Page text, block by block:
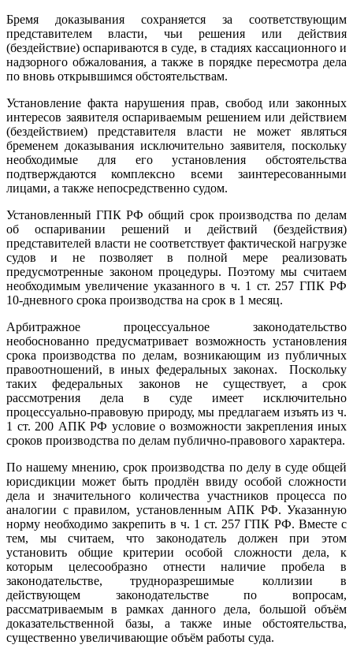
Бремя доказывания сохраняется за соответствующим
представителем власти, чьи решения или действия
(бездействие) оспариваются в суде, в стадиях кассационного и
надзорного обжалования, а также в порядке пересмотра дела
по вновь открывшимся обстоятельствам.
Установление факта нарушения прав, свобод или законных
интересов заявителя оспариваемым решением или действием
(бездействием) представителя власти не может являться
бременем доказывания исключительно заявителя, поскольку
необходимые для его установления обстоятельства
подтверждаются комплексно всеми заинтересованными
лицами, а также непосредственно судом.
Установленный ГПК РФ общий срок производства по делам
об оспаривании решений и действий (бездействия)
представителей власти не соответствует фактической нагрузке
судов и не позволяет в полной мере реализовать
предусмотренные законом процедуры. Поэтому мы считаем
необходимым увеличение указанного в ч. 1 ст. 257 ГПК РФ
10-дневного срока производства на срок в 1 месяц.
Арбитражное процессуальное законодательство
необоснованно предусматривает возможность установления
срока производства по делам, возникающим из публичных
правоотношений, в иных федеральных законах. Поскольку
таких федеральных законов не существует, а срок
рассмотрения дела в суде имеет исключительно
процессуально-правовую природу, мы предлагаем изъять из ч.
1 ст. 200 АПК РФ условие о возможности закрепления иных
сроков производства по делам публично-правового характера.
По нашему мнению, срок производства по делу в суде общей
юрисдикции может быть продлён ввиду особой сложности
дела и значительного количества участников процесса по
аналогии с правилом, установленным АПК РФ. Указанную
норму необходимо закрепить в ч. 1 ст. 257 ГПК РФ. Вместе с
тем, мы считаем, что законодатель должен при этом
установить общие критерии особой сложности дела, к
которым целесообразно отнести наличие пробела в
законодательстве, трудноразрешимые коллизии в
действующем законодательстве по вопросам,
рассматриваемым в рамках данного дела, большой объём
доказательственной базы, а также иные обстоятельства,
существенно увеличивающие объём работы суда.